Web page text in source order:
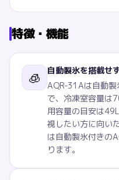
特徴・機能
🧊
自動製氷を搭載せ
AQR-31Aは自動製
で、冷凍室容量は
用容量の目安は
視したい方に向い
は自動製氷付きの
ります。